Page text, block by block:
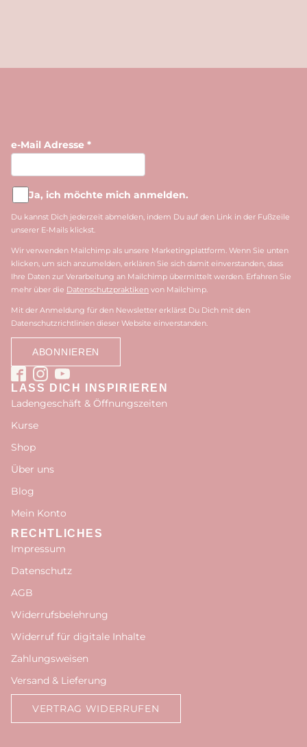
e-Mail Adresse *
Ja, ich möchte mich anmelden.
Du kannst Dich jederzeit abmelden, indem Du auf den Link in der Fußzeile
unserer E-Mails klickst.
Wir verwenden Mailchimp als unsere Marketingplattform. Wenn Sie unten
klicken, um sich anzumelden, erklären Sie sich damit einverstanden, dass
Ihre Daten zur Verarbeitung an Mailchimp übermittelt werden. Erfahren Sie
mehr über die Datenschutzpraktiken von Mailchimp.
Mit der Anmeldung für den Newsletter erklärst Du Dich mit den
Datenschutzrichtlinien dieser Website einverstanden.
LASS DICH INSPIRIEREN
Ladengeschäft & Öffnungszeiten
Kurse
Shop
Über uns
Blog
Mein Konto
RECHTLICHES
Impressum
Datenschutz
AGB
Widerrufsbelehrung
Widerruf für digitale Inhalte
Zahlungsweisen
Versand & Lieferung
VERTRAG WIDERRUFEN